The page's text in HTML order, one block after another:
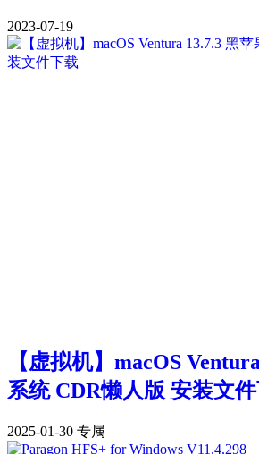
2023-07-19
【虚拟机】macOS
系统 CDR懒人版 安装文
2025-01-30 专属